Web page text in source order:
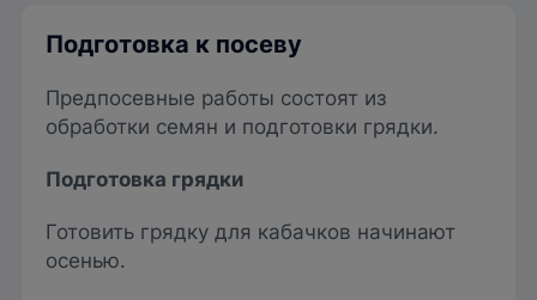
Подготовка к посеву
Предпосевные работы состоят из
обработки семян и подготовки грядки.
Подготовка грядки
Готовить грядку для кабачков начинают
осенью.